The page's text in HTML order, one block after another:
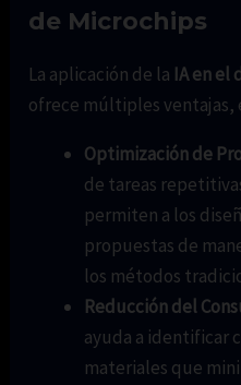
de Microchips
La aplicación de la IA en el
ofrece múltiples ventajas,
Optimización de
de tareas
permiten a los
propuestas de
los métodos
Reducción del
ayuda a identificar
materiales que